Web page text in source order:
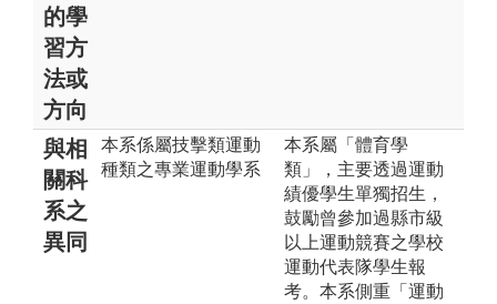
的學
習方
法或
方向
與相
關科
系之
異同
本系係屬技擊類運動
種類之專業運動學系
本系屬「體育學
類」，主要透過運動
績優學生單獨招生，
鼓勵曾參加過縣市級
以上運動競賽之學校
運動代表隊學生報
考。本系側重「運動